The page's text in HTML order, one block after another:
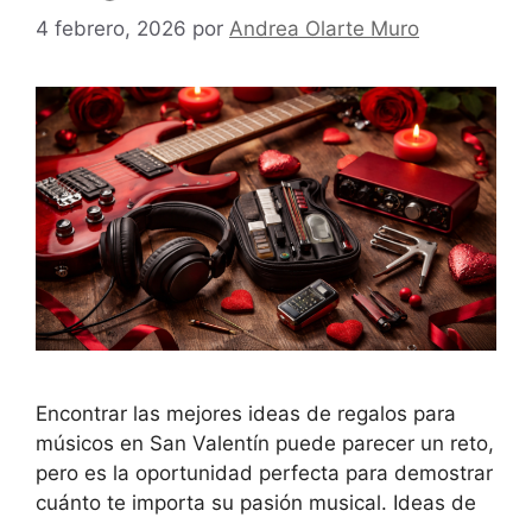
4 febrero, 2026 por Andrea Olarte Muro
Encontrar las mejores ideas de regalos para
músicos en San Valentín puede parecer un reto,
pero es la oportunidad perfecta para demostrar
cuánto te importa su pasión musical. Ideas de